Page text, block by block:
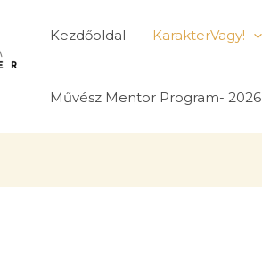
Kezdőoldal KarakterVagy!
Művész Mentor Program- 2026